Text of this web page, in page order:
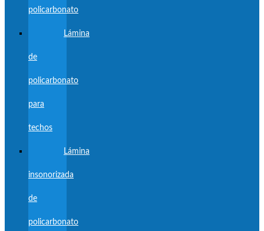
policarbonato
Lámina
de
policarbonato
para
techos
Lámina
insonorizada
de
policarbonato